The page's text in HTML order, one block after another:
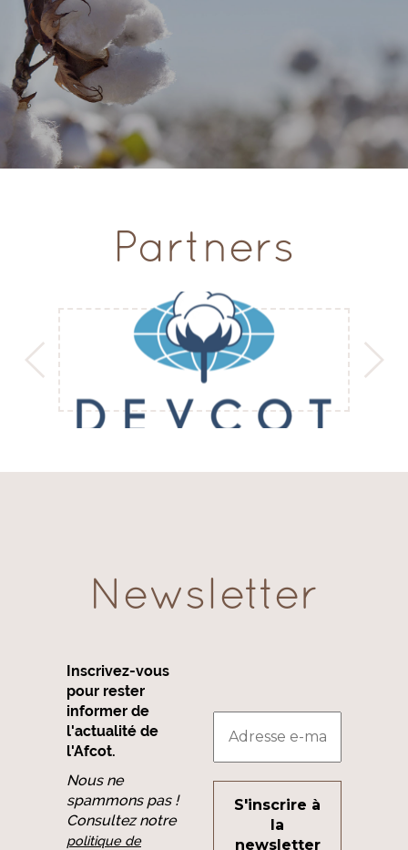
Partners
Newsletter
Inscrivez-vous
pour rester
informer de
l'actualité de
l'Afcot.
Nous ne
spammons pas !
Consultez notre
politique de